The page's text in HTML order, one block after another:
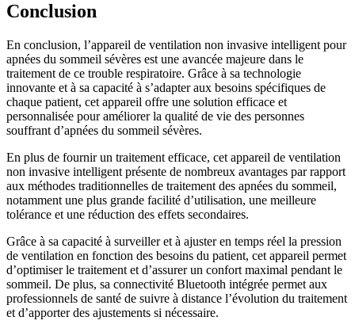
Conclusion
En conclusion, l’appareil de ventilation non invasive intelligent pour
apnées du sommeil sévères est une avancée majeure dans le
traitement de ce trouble respiratoire. Grâce à sa technologie
innovante et à sa capacité à s’adapter aux besoins spécifiques de
chaque patient, cet appareil offre une solution efficace et
personnalisée pour améliorer la qualité de vie des personnes
souffrant d’apnées du sommeil sévères.
En plus de fournir un traitement efficace, cet appareil de ventilation
non invasive intelligent présente de nombreux avantages par rapport
aux méthodes traditionnelles de traitement des apnées du sommeil,
notamment une plus grande facilité d’utilisation, une meilleure
tolérance et une réduction des effets secondaires.
Grâce à sa capacité à surveiller et à ajuster en temps réel la pression
de ventilation en fonction des besoins du patient, cet appareil permet
d’optimiser le traitement et d’assurer un confort maximal pendant le
sommeil. De plus, sa connectivité Bluetooth intégrée permet aux
professionnels de santé de suivre à distance l’évolution du traitement
et d’apporter des ajustements si nécessaire.